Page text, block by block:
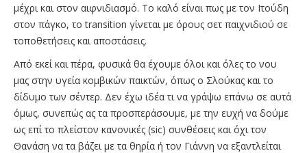
μέχρι και στον αιφνιδιασμό. Το καλό είναι πως με τον Ιτούδη
στον πάγκο, το transition γίνεται με όρους σετ παιχνιδιού σε
τοποθετήσεις και αποστάσεις.
Από εκεί και πέρα, φυσικά θα έχουμε όλοι και όλες το νου
μας στην υγεία κομβικών παικτών, όπως ο Σλούκας και το
δίδυμο των σέντερ. Δεν έχω ιδέα τι να γράψω επάνω σε αυτά
όμως, συνεπώς ας τα προσπεράσουμε, με την ευχή να δούμε
ως επί το πλείστον κανονικές (sic) συνθέσεις και όχι τον
Θανάση να τα βάζει με τα θηρία ή τον Γιάννη να εξαντλείται